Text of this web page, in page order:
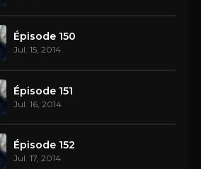
Épisode 150
Jul. 15, 2014
Épisode 151
Jul. 16, 2014
Épisode 152
Jul. 17, 2014